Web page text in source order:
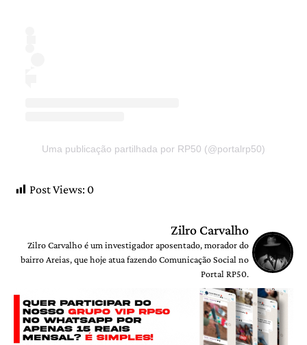
Uma publicação partilhada por RP50 (@portalrp50)
Post Views: 0
Zilro Carvalho
Zilro Carvalho é um investigador aposentado, morador do
bairro Areias, que hoje atua fazendo Comunicação Social no
Portal RP50.